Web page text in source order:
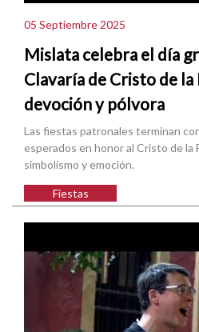
05 Septiembre 2025
Mislata celebra el día
Clavaría de Cristo de
devoción y pólvora
Las fiestas patronales terminan
esperados en honor al Cristo de la
simbolismo y emoción.
Fiestas